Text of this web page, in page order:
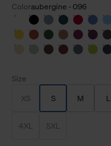
Coloraubergine - 096
Size
XS S M L
4XL 5XL